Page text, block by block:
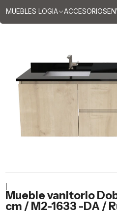
MUEBLES LOGIA ACCESORIOS
Mueble vanitorio
cm / M2-1633 -DA /